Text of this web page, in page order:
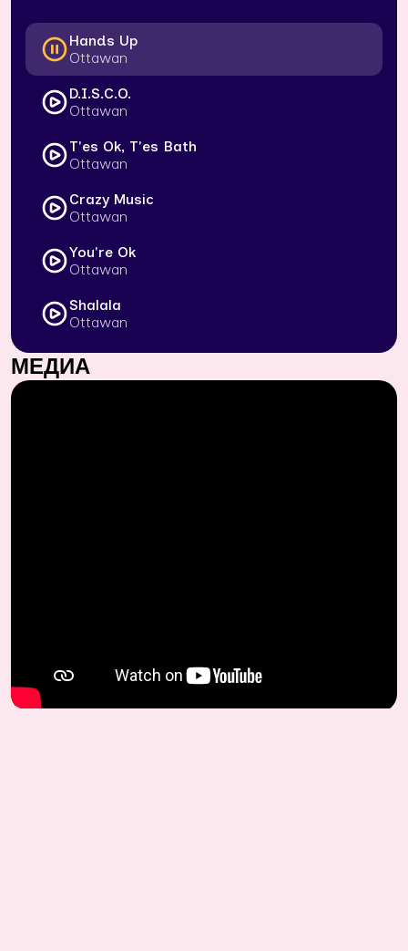
Hands Up
Ottawan
D.I.S.C.O.
Ottawan
T'es Ok, T'es Bath
Ottawan
Crazy Music
Ottawan
You're Ok
Ottawan
Shalala
Ottawan
МЕДИА